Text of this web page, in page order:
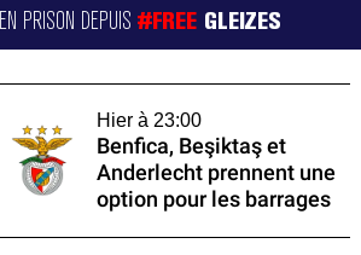
EN PRISON DEPUIS#FREE GLEIZES
Hier à 23:00
Benfica, Beşiktaş et
Anderlecht prennent une
option pour les barrages